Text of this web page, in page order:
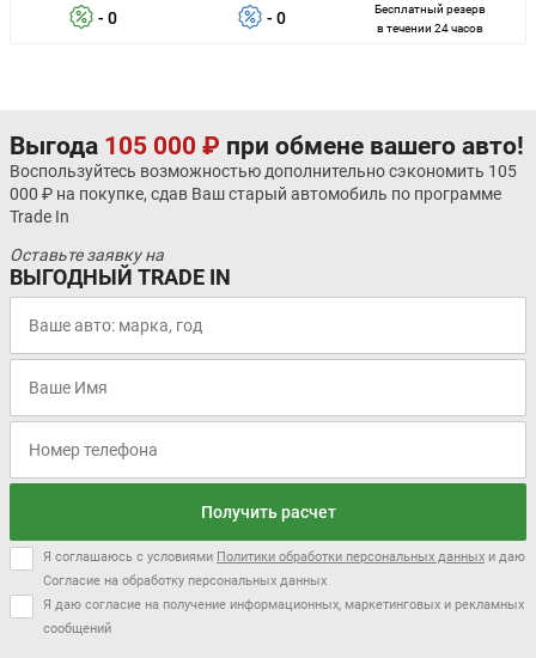
- 0 - 0
Бесплатный резерв
в течении 24 часов
Выгода 105 000 ₽ при обмене вашего авто!
Воспользуйтесь возможностью дополнительно сэкономить 105
000 ₽ на покупке, сдав Ваш старый автомобиль по программе
Trade In
Оставьте заявку на
ВЫГОДНЫЙ TRADE IN
Получить расчет
Я соглашаюсь с условиями Политики обработки персональных данных и даю
Согласие на обработку персональных данных
Я даю согласие на получение информационных, маркетинговых и рекламных
сообщений